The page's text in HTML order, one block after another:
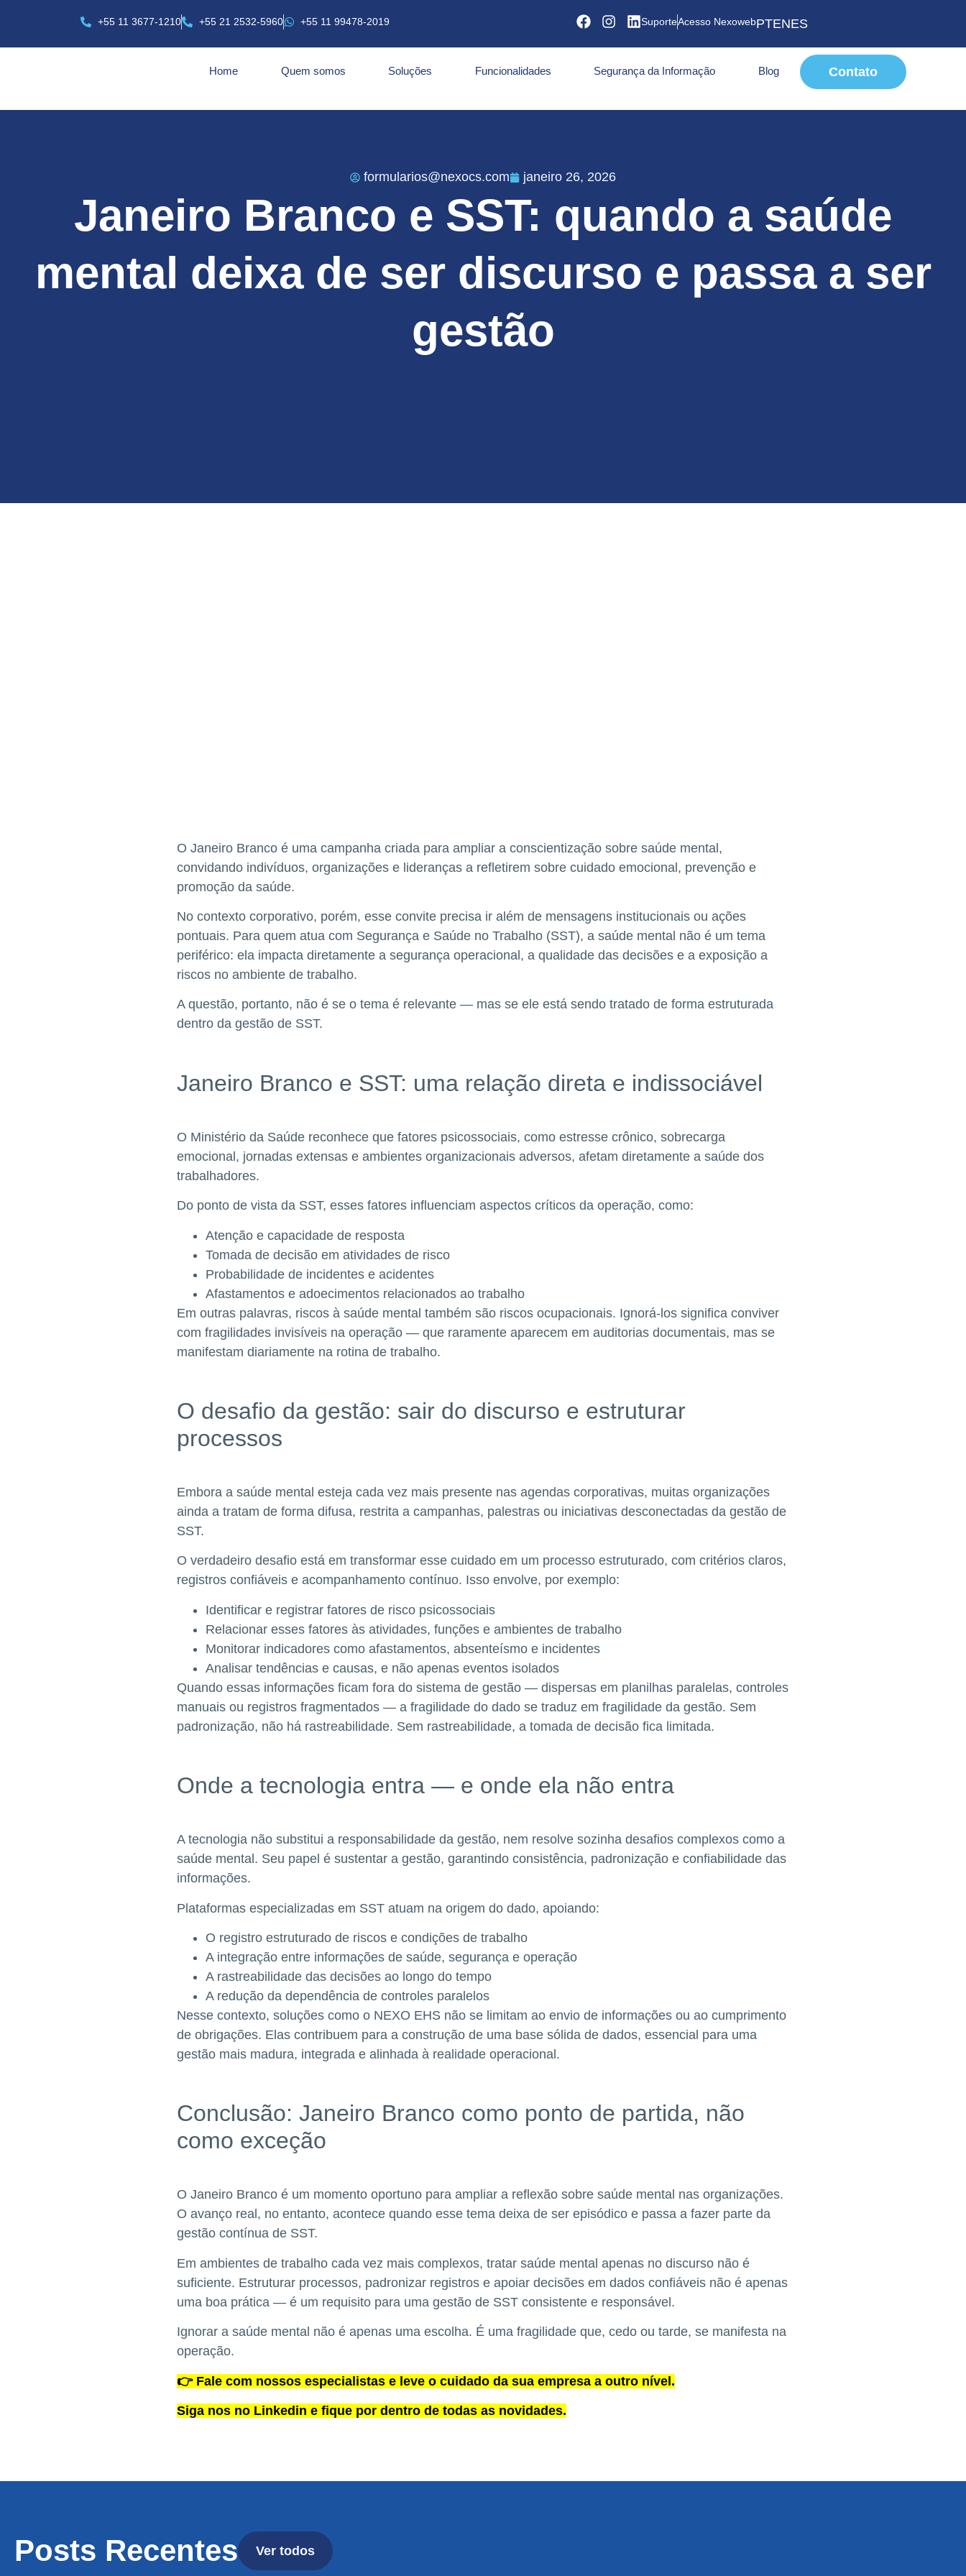
+55 11 3677-1210 +55 21 2532-5960 +55 11 99478-2019 SuporteAcesso NexowebPTENES
Home Quem somos Soluções Funcionalidades Segurança da Informação Blog Contato
formularios@nexocs.com janeiro 26, 2026
Janeiro Branco e SST: quando a saúde
mental deixa de ser discurso e passa a ser
gestão
O Janeiro Branco é uma campanha criada para ampliar a conscientização sobre saúde mental,
convidando indivíduos, organizações e lideranças a refletirem sobre cuidado emocional, prevenção e
promoção da saúde.
No contexto corporativo, porém, esse convite precisa ir além de mensagens institucionais ou ações
pontuais. Para quem atua com Segurança e Saúde no Trabalho (SST), a saúde mental não é um tema
periférico: ela impacta diretamente a segurança operacional, a qualidade das decisões e a exposição a
riscos no ambiente de trabalho.
A questão, portanto, não é se o tema é relevante — mas se ele está sendo tratado de forma estruturada
dentro da gestão de SST.
Janeiro Branco e SST: uma relação direta e indissociável
O Ministério da Saúde reconhece que fatores psicossociais, como estresse crônico, sobrecarga
emocional, jornadas extensas e ambientes organizacionais adversos, afetam diretamente a saúde dos
trabalhadores.
Do ponto de vista da SST, esses fatores influenciam aspectos críticos da operação, como:
Atenção e capacidade de resposta
Tomada de decisão em atividades de risco
Probabilidade de incidentes e acidentes
Afastamentos e adoecimentos relacionados ao trabalho
Em outras palavras, riscos à saúde mental também são riscos ocupacionais. Ignorá-los significa conviver
com fragilidades invisíveis na operação — que raramente aparecem em auditorias documentais, mas se
manifestam diariamente na rotina de trabalho.
O desafio da gestão: sair do discurso e estruturar
processos
Embora a saúde mental esteja cada vez mais presente nas agendas corporativas, muitas organizações
ainda a tratam de forma difusa, restrita a campanhas, palestras ou iniciativas desconectadas da gestão de
SST.
O verdadeiro desafio está em transformar esse cuidado em um processo estruturado, com critérios claros,
registros confiáveis e acompanhamento contínuo. Isso envolve, por exemplo:
Identificar e registrar fatores de risco psicossociais
Relacionar esses fatores às atividades, funções e ambientes de trabalho
Monitorar indicadores como afastamentos, absenteísmo e incidentes
Analisar tendências e causas, e não apenas eventos isolados
Quando essas informações ficam fora do sistema de gestão — dispersas em planilhas paralelas, controles
manuais ou registros fragmentados — a fragilidade do dado se traduz em fragilidade da gestão. Sem
padronização, não há rastreabilidade. Sem rastreabilidade, a tomada de decisão fica limitada.
Onde a tecnologia entra — e onde ela não entra
A tecnologia não substitui a responsabilidade da gestão, nem resolve sozinha desafios complexos como a
saúde mental. Seu papel é sustentar a gestão, garantindo consistência, padronização e confiabilidade das
informações.
Plataformas especializadas em SST atuam na origem do dado, apoiando:
O registro estruturado de riscos e condições de trabalho
A integração entre informações de saúde, segurança e operação
A rastreabilidade das decisões ao longo do tempo
A redução da dependência de controles paralelos
Nesse contexto, soluções como o NEXO EHS não se limitam ao envio de informações ou ao cumprimento
de obrigações. Elas contribuem para a construção de uma base sólida de dados, essencial para uma
gestão mais madura, integrada e alinhada à realidade operacional.
Conclusão: Janeiro Branco como ponto de partida, não
como exceção
O Janeiro Branco é um momento oportuno para ampliar a reflexão sobre saúde mental nas organizações.
O avanço real, no entanto, acontece quando esse tema deixa de ser episódico e passa a fazer parte da
gestão contínua de SST.
Em ambientes de trabalho cada vez mais complexos, tratar saúde mental apenas no discurso não é
suficiente. Estruturar processos, padronizar registros e apoiar decisões em dados confiáveis não é apenas
uma boa prática — é um requisito para uma gestão de SST consistente e responsável.
Ignorar a saúde mental não é apenas uma escolha. É uma fragilidade que, cedo ou tarde, se manifesta na
operação.
👉 Fale com nossos especialistas e leve o cuidado da sua empresa a outro nível.
Siga nos no Linkedin e fique por dentro de todas as novidades.
Posts Recentes Ver todos